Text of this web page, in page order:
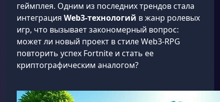
геймплея. Одним из последних трендов стала
интеграция Web3-технологий в жанр ролевых
игр, что вызывает закономерный вопрос:
может ли новый проект в стиле Web3-RPG
повторить успех Fortnite и стать ее
криптографическим аналогом?